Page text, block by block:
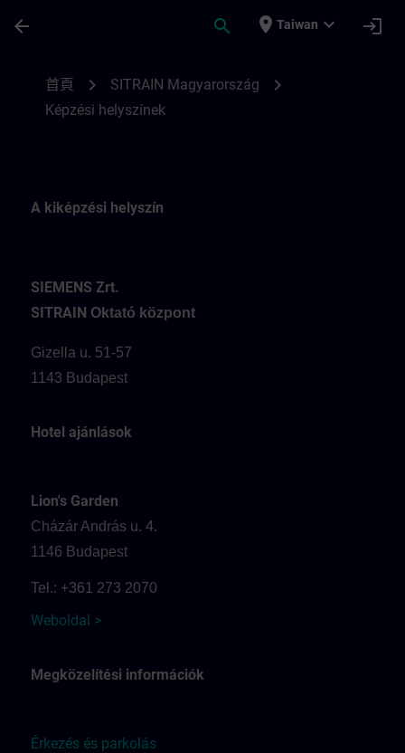
arrow_back search place Taiwan expand_more login
首頁 chevron_right SITRAIN Magyarország chevron_right
Képzési helyszínek
A kiképzési helyszín
SIEMENS Zrt.
SITRAIN Oktató központ
Gizella u. 51-57
1143 Budapest
Hotel ajánlások
Lion's Garden
Cházár András u. 4.
1146 Budapest
Tel.: +361 273 2070
Weboldal >
Megközelítési információk
Érkezés és parkolás